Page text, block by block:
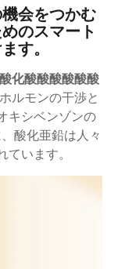
会をつかむ
のスマート
す。
化酸酸酸酸酸酸
ホルモンの干渉と
キシベンゾンの
酸化亜鉛は人々
います。